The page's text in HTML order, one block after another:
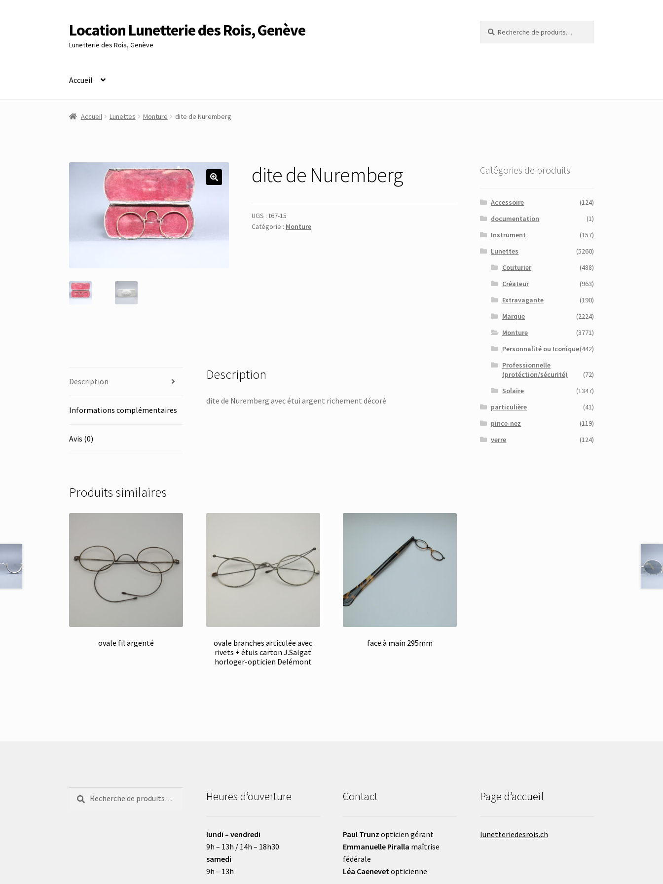
Aller
à
la
Aller
au
contenu
Location Lunetterie des Rois, Genève
Lunetterie des Rois, Genève
pour :
Accueil
Accueil Altimètre Artaria GenèveCommande
Accueil Lunettes Monture dite de Nuremberg
dite de Nuremberg
UGS :t67-15
Catégorie : Monture
Description
Informations complémentaires
Avis (0)
Description
dite de Nuremberg avec étui argent richement décoré
Produits similaires
ovale fil argenté
ovale branches articulée avec
rivets + étuis carton J.Salgat
horloger-opticien Delémont
face à main 295mm
Catégories de produits
Accessoire
(124)
documentation
(1)
Instrument
(157)
Lunettes
(5260)
Couturier
(488)
Créateur
(963)
Extravagante
(190)
Marque
(2224)
Monture
(3771)
Personnalité ou Iconique(442)
Professionnelle
(protéction/sécurité)
(72)
Solaire
(1347)
particulière
(41)
pince-nez
(119)
verre
(124)
Recherche
pour :
Recherche Heures d’ouverture
lundi – vendredi
9h – 13h / 14h – 18h30
samedi
9h – 13h
Contact
Paul Trunz opticien gérant
Emmanuelle Piralla maîtrise
fédérale
Léa Caenevet opticienne
Page d’accueil
lunetteriedesrois.ch